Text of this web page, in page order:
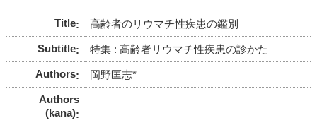
Title 高齢者のリウマチ性疾患の鑑別
Subtitle 特集 : 高齢者リウマチ性疾患の診かた
Authors 岡野匡志*
Authors
(kana)